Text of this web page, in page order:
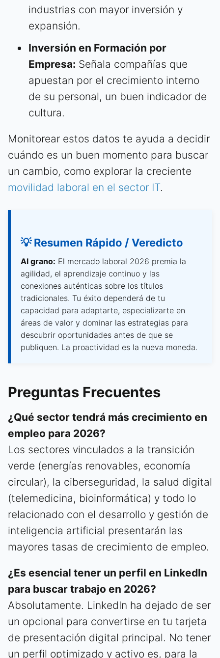
industrias con mayor inversión y
expansión.
Inversión en Formación por
Empresa: Señala compañías que
apuestan por el crecimiento interno
de su personal, un buen indicador de
cultura.
Monitorear estos datos te ayuda a decidir
cuándo es un buen momento para buscar
un cambio, como explorar la creciente
movilidad laboral en el sector IT.
💡 Resumen Rápido / Veredicto
Al grano: El mercado laboral 2026 premia la
agilidad, el aprendizaje continuo y las
conexiones auténticas sobre los títulos
tradicionales. Tu éxito dependerá de tu
capacidad para adaptarte, especializarte en
áreas de valor y dominar las estrategias para
descubrir oportunidades antes de que se
publiquen. La proactividad es la nueva moneda.
Preguntas Frecuentes
¿Qué sector tendrá más crecimiento en
empleo para 2026?
Los sectores vinculados a la transición
verde (energías renovables, economía
circular), la ciberseguridad, la salud digital
(telemedicina, bioinformática) y todo lo
relacionado con el desarrollo y gestión de
inteligencia artificial presentarán las
mayores tasas de crecimiento de empleo.
¿Es esencial tener un perfil en LinkedIn
para buscar trabajo en 2026?
Absolutamente. LinkedIn ha dejado de ser
un opcional para convertirse en tu tarjeta
de presentación digital principal. No tener
un perfil optimizado y activo es, para la